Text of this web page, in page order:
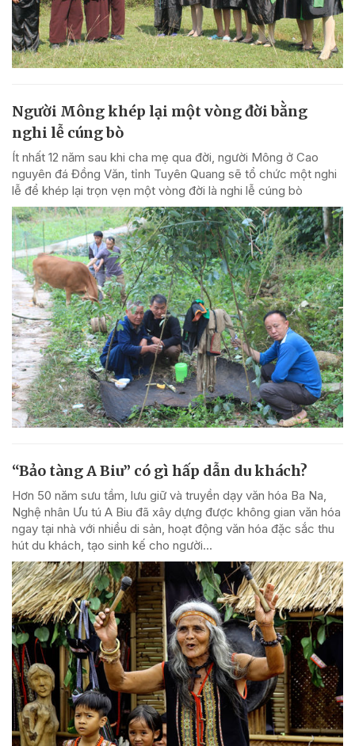
Người Mông khép lại một vòng đời bằng
nghi lễ cúng bò
Ít nhất 12 năm sau khi cha mẹ qua đời, người Mông ở Cao
nguyên đá Đồng Văn, tỉnh Tuyên Quang sẽ tổ chức một nghi
lễ để khép lại trọn vẹn một vòng đời là nghi lễ cúng bò
“Bảo tàng A Biu” có gì hấp dẫn du khách?
Hơn 50 năm sưu tầm, lưu giữ và truyền dạy văn hóa Ba Na,
Nghệ nhân Ưu tú A Biu đã xây dựng được không gian văn hóa
ngay tại nhà với nhiều di sản, hoạt động văn hóa đặc sắc thu
hút du khách, tạo sinh kế cho người...